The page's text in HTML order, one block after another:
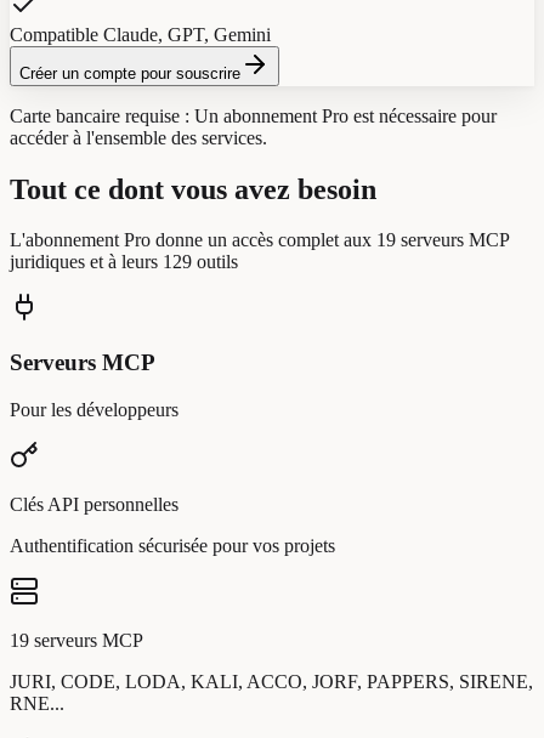
Compatible Claude, GPT, Gemini
Créer un compte pour souscrire
Carte bancaire requise : Un abonnement Pro est nécessaire pour
accéder à l'ensemble des services.
Tout ce dont vous avez besoin
L'abonnement Pro donne un accès complet aux 19 serveurs MCP
juridiques et à leurs 129 outils
Serveurs MCP
Pour les développeurs
Clés API personnelles
Authentification sécurisée pour vos projets
19 serveurs MCP
JURI, CODE, LODA, KALI, ACCO, JORF, PAPPERS, SIRENE,
RNE...